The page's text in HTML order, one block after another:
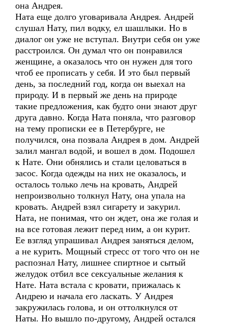
она Андрея.
Ната еще долго уговаривала Андрея. Андрей
слушал Нату, пил водку, ел шашлыки. Но в
диалог он уже не вступал. Внутри себя он уже
расстроился. Он думал что он понравился
женщине, а оказалось что он нужен для того
чтоб ее прописать у себя. И это был первый
день, за последний год, когда он выехал на
природу. И в первый же день на природе
такие предложения, как будто они знают друг
друга давно. Когда Ната поняла, что разговор
на тему прописки ее в Петербурге, не
получился, она позвала Андрея в дом. Андрей
залил мангал водой, и вошел в дом. Подошел
к Нате. Они обнялись и стали целоваться в
засос. Когда одежды на них не оказалось, и
осталось только лечь на кровать, Андрей
непроизвольно толкнул Нату, она упала на
кровать. Андрей взял сигарету и закурил.
Ната, не понимая, что он ждет, она же голая и
на все готовая лежит перед ним, а он курит.
Ее взгляд упрашивал Андрея заняться делом,
а не курить. Мощный стресс от того что он не
распознал Нату, лишнее спиртное и сытый
желудок отбил все сексуальные желания к
Нате. Ната встала с кровати, прижалась к
Андрею и начала его ласкать. У Андрея
закружилась голова, и он оттолкнулся от
Наты. Но вышло по-другому, Андрей остался